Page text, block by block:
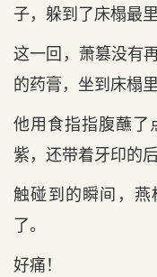
子，躲到了床榻最里
这一回，萧篡没有
的药膏，坐到床榻里
他用食指指腹蘸了
紫，还带着牙印的后
触碰到的瞬间，燕
了。
好痛！